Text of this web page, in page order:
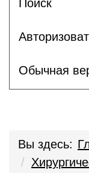
Поиск
Обычная
Вы здесь: